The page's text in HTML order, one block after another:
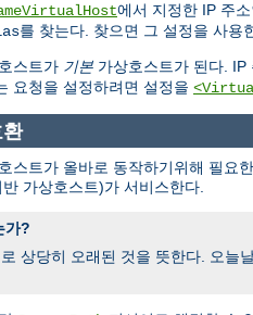
에서 지정한 IP 주
를 찾는다. 찾으면 그 설정을 사용
스트가 기본 가상호스트가 된다. IP
요청을 설정하려면 설정을
스트가 올바로 동작하기위해 필요
가상호스트)가 서비스한다.
가?
상당히 오래된 것을 뜻한다. 오